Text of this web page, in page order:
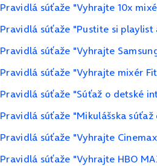
Pravidlá súťaže "Vyhrajte 10x
Pravidlá súťaže "Pustite si playlist
Pravidlá súťaže "Vyhrajte
Pravidlá súťaže "Vyhrajte mixér
Pravidlá súťaže "Súťaž o detské
Pravidlá súťaže "Mikulášska súťaž
Pravidlá súťaže "Vyhrajte
Pravidlá súťaže "Vyhrajte HBO